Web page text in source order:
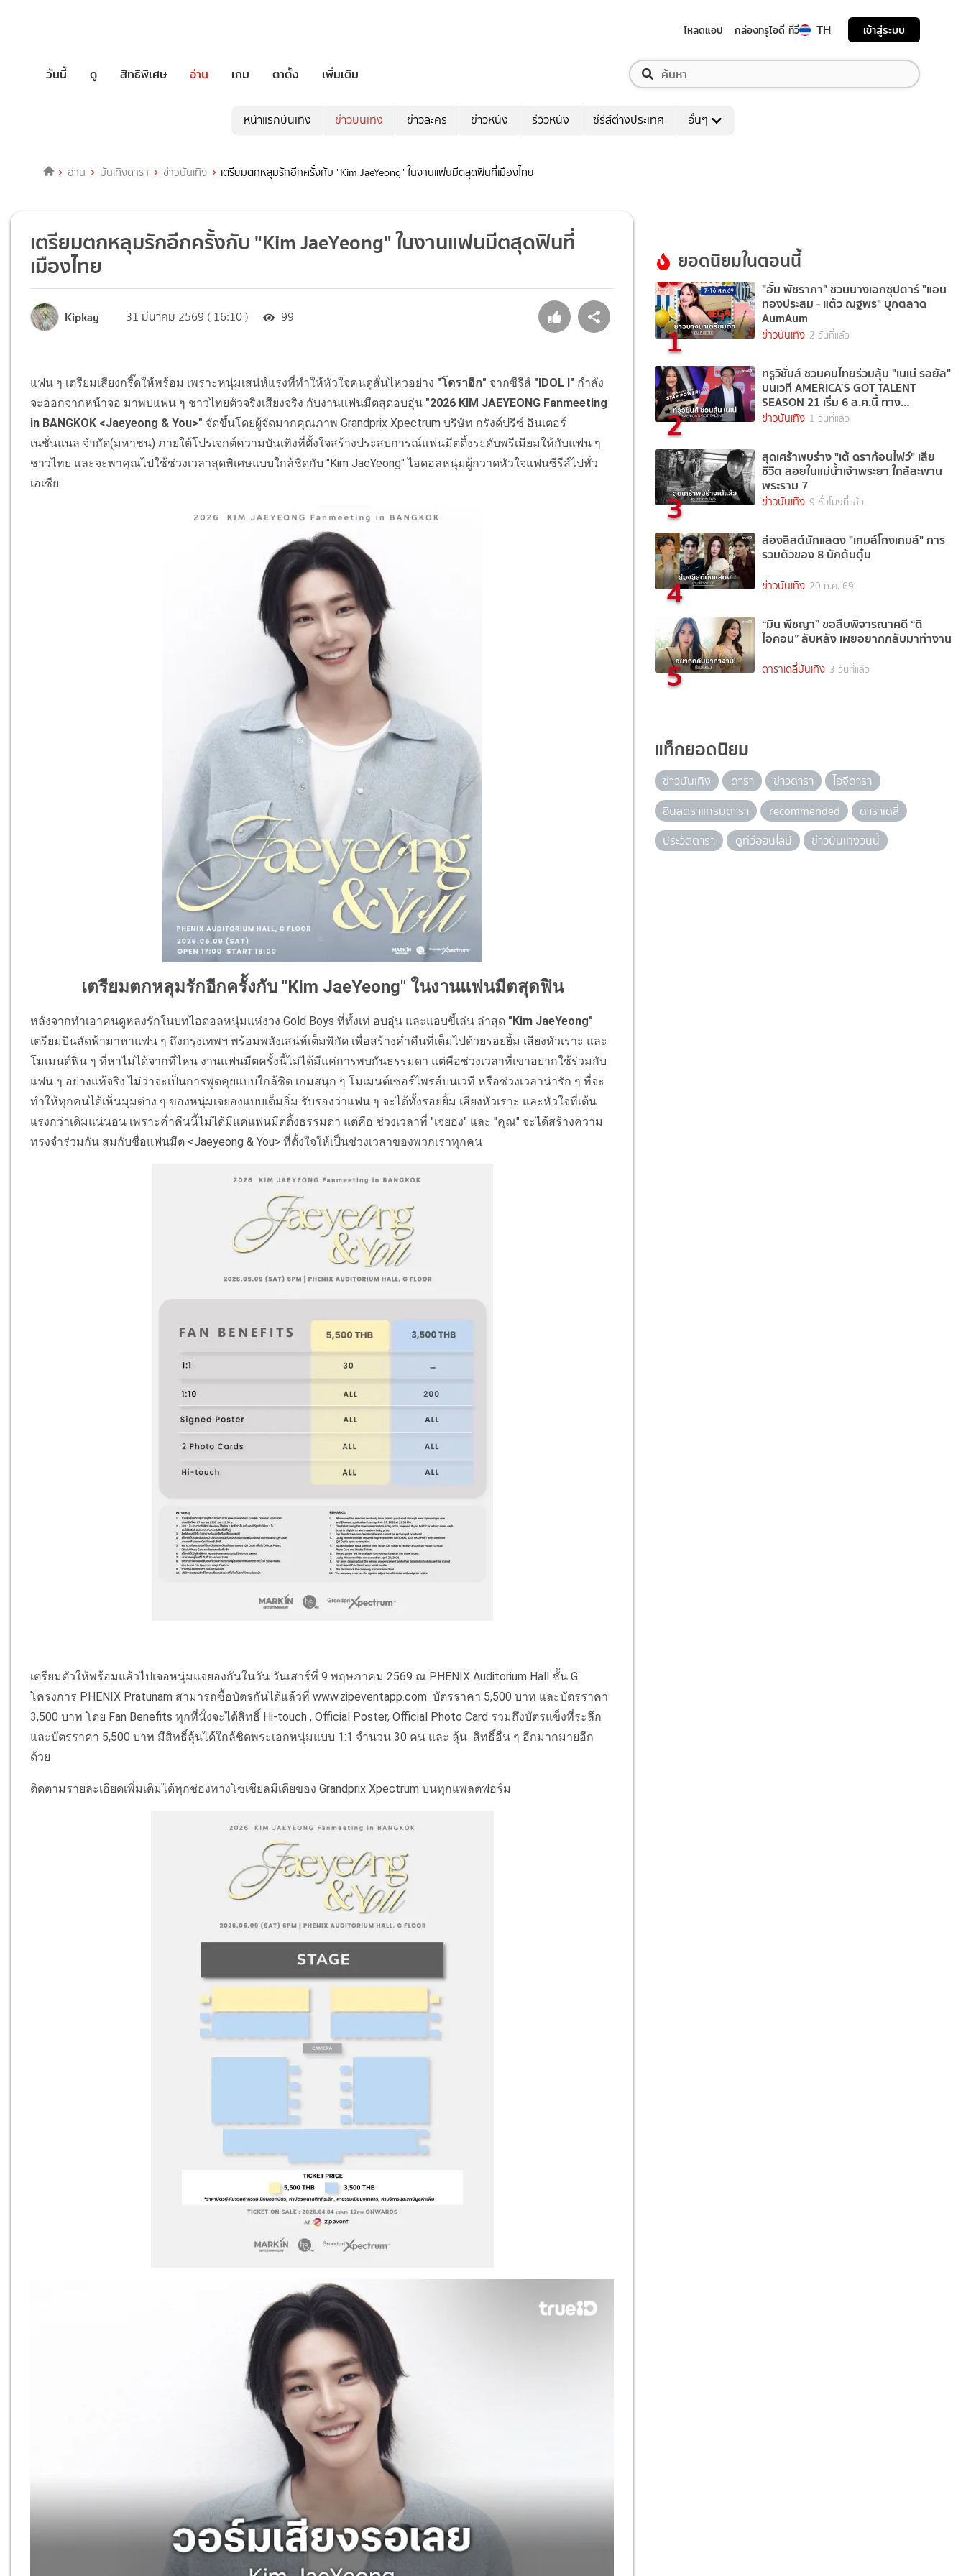
โหลดแอป กล่องทรูไอดี ทีวี TH เข้าสู่ระบบ
วันนี้ ดู สิทธิพิเศษ อ่าน เกม ตาตั้ง เพิ่มเติม
หน้าแรกบันเทิง ข่าวบันเทิง ข่าวละคร ข่าวหนัง รีวิวหนัง ซีรีส์ต่างประเทศ อื่นๆ
อ่าน บันเทิงดารา ข่าวบันเทิง เตรียมตกหลุมรักอีกครั้งกับ "Kim JaeYeong" ในงานแฟนมีตสุดฟินที่เมืองไทย
เตรียมตกหลุมรักอีกครั้งกับ "Kim JaeYeong" ในงานแฟนมีตสุดฟินที่
เมืองไทย
Kipkay 31 มีนาคม 2569 ( 16:10 ) 99
แฟน ๆ เตรียมเสียงกรี๊ดให้พร้อม เพราะหนุ่มเสน่ห์แรงที่ทำให้หัวใจคนดูสั่นไหวอย่าง "โดราอิก" จากซีรีส์ "IDOL I" กำลัง
จะออกจากหน้าจอ มาพบแฟน ๆ ชาวไทยตัวจริงเสียงจริง กับงานแฟนมีตสุดอบอุ่น "2026 KIM JAEYEONG Fanmeeting
in BANGKOK <Jaeyeong & You>" จัดขึ้นโดยผู้จัดมากคุณภาพ Grandprix Xpectrum บริษัท กรังด์ปรีซ์ อินเตอร์
เนชั่นแนล จำกัด(มหาชน) ภายใต้โปรเจกต์ความบันเทิงที่ตั้งใจสร้างประสบการณ์แฟนมีตติ้งระดับพรีเมียมให้กับแฟน ๆ
ชาวไทย และจะพาคุณไปใช้ช่วงเวลาสุดพิเศษแบบใกล้ชิดกับ "Kim JaeYeong" ไอดอลหนุ่มผู้กวาดหัวใจแฟนซีรีส์ไปทั่ว
เอเชีย
เตรียมตกหลุมรักอีกครั้งกับ "Kim JaeYeong" ในงานแฟนมีตสุดฟิน
หลังจากทำเอาคนดูหลงรักในบทไอดอลหนุ่มแห่งวง Gold Boys ที่ทั้งเท่ อบอุ่น และแอบขี้เล่น ล่าสุด "Kim JaeYeong"
เตรียมบินลัดฟ้ามาหาแฟน ๆ ถึงกรุงเทพฯ พร้อมพลังเสน่ห์เต็มพิกัด เพื่อสร้างค่ำคืนที่เต็มไปด้วยรอยยิ้ม เสียงหัวเราะ และ
โมเมนต์ฟิน ๆ ที่หาไม่ได้จากที่ไหน งานแฟนมีตครั้งนี้ไม่ได้มีแค่การพบกันธรรมดา แต่คือช่วงเวลาที่เขาอยากใช้ร่วมกับ
แฟน ๆ อย่างแท้จริง ไม่ว่าจะเป็นการพูดคุยแบบใกล้ชิด เกมสนุก ๆ โมเมนต์เซอร์ไพรส์บนเวที หรือช่วงเวลาน่ารัก ๆ ที่จะ
ทำให้ทุกคนได้เห็นมุมต่าง ๆ ของหนุ่มเจยองแบบเต็มอิ่ม รับรองว่าแฟน ๆ จะได้ทั้งรอยยิ้ม เสียงหัวเราะ และหัวใจที่เต้น
แรงกว่าเดิมแน่นอน เพราะค่ำคืนนี้ไม่ได้มีแค่แฟนมีตติ้งธรรมดา แต่คือ ช่วงเวลาที่ "เจยอง" และ "คุณ" จะได้สร้างความ
ทรงจำร่วมกัน สมกับชื่อแฟนมีต <Jaeyeong & You> ที่ตั้งใจให้เป็นช่วงเวลาของพวกเราทุกคน
เตรียมตัวให้พร้อมแล้วไปเจอหนุ่มแจยองกันในวัน วันเสาร์ที่ 9 พฤษภาคม 2569 ณ PHENIX Auditorium Hall ชั้น G
โครงการ PHENIX Pratunam สามารถซื้อบัตรกันได้แล้วที่ www.zipeventapp.com บัตรราคา 5,500 บาท และบัตรราคา
3,500 บาท โดย Fan Benefits ทุกที่นั่งจะได้สิทธิ์ Hi-touch , Official Poster, Official Photo Card รวมถึงบัตรแข็งที่ระลึก
และบัตรราคา 5,500 บาท มีสิทธิ์ลุ้นได้ใกล้ชิดพระเอกหนุ่มแบบ 1:1 จำนวน 30 คน และ ลุ้น สิทธิ์อื่น ๆ อีกมากมายอีก
ด้วย
ติดตามรายละเอียดเพิ่มเติมได้ทุกช่องทางโซเชียลมีเดียของ Grandprix Xpectrum บนทุกแพลตฟอร์ม
ยอดนิยมในตอนนี้
1
"อั้ม พัชราภา" ชวนนางเอกซุปตาร์ "แอน
ทองประสม - แต้ว ณฐพร" บุกตลาด
AumAum
ข่าวบันเทิง 2 วันที่แล้ว
2
ทรูวิชั่นส์ ชวนคนไทยร่วมลุ้น "เนเน่ รอยัล"
บนเวที AMERICA’S GOT TALENT
SEASON 21 เริ่ม 6 ส.ค.นี้ ทาง
TrueVisions NOW
ข่าวบันเทิง 1 วันที่แล้ว
3
สุดเศร้าพบร่าง "เต้ ดราก้อนไฟว์" เสีย
ชีวิต ลอยในแม่น้ำเจ้าพระยา ใกล้สะพาน
พระราม 7
ข่าวบันเทิง 9 ชั่วโมงที่แล้ว
4
ส่องลิสต์นักแสดง "เกมส์โกงเกมส์" การ
รวมตัวของ 8 นักต้มตุ๋น
ข่าวบันเทิง 20 ก.ค. 69
5
“มิน พีชญา” ขอสืบพิจารณาคดี “ดิ
ไอคอน” ลับหลัง เผยอยากกลับมาทำงาน
ดาราเดลี่บันเทิง 3 วันที่แล้ว
แท็กยอดนิยม
ข่าวบันเทิง ดารา ข่าวดารา
ไอจีดารา
อินสตราแกรมดารา
recommended
ดาราเดลี่
ประวัติดารา
ดูทีวีออนไลน์ ข่าวบันเทิงวันนี้